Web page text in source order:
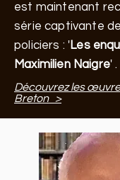
est maintenant
série captivante
policiers : 'Les
Maximilien Naigre' .
Découvrez les
Breton >